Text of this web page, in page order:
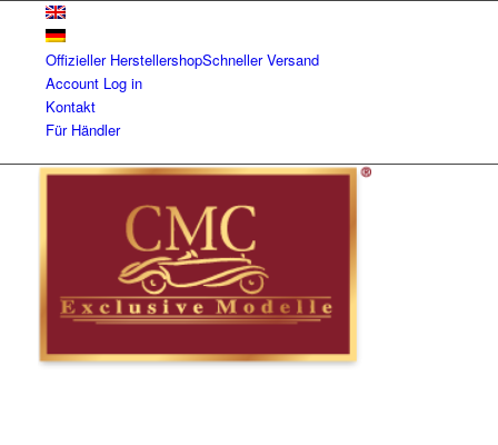
Offizieller HerstellershopSchneller Versand
Account Log in
Kontakt
Für Händler